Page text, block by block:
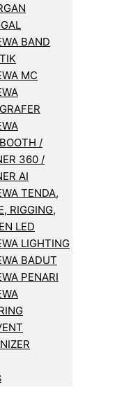
BAND
MC
/
360 /
AI
TENDA,
RIGGING,
LED
LIGHTING
BADUT
PENARI